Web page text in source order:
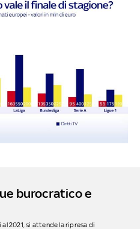
burocratico e
2021, si attende la ripresa di